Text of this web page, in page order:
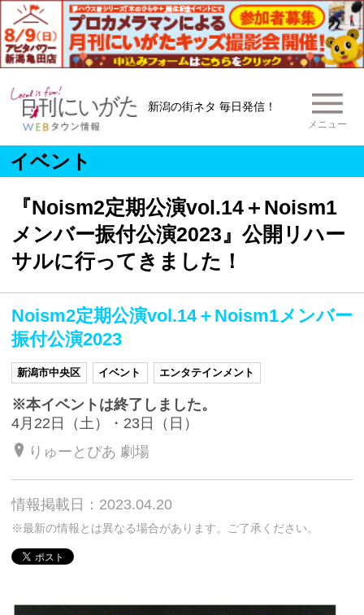
新潟の街ネタ 毎日発信！
メニュー
イベント
『Noism2定期公演vol.14＋Noism1
メンバー振付公演2023』公開リハー
サルに行ってきました！
Noism2定期公演vol.14＋Noism1メンバー
振付公演2023
新潟市中央区 イベント エンタテインメント
※本イベントは終了しました。
4月22日（土）・23日（日）
りゅーとぴあ 劇場
情報掲載日：2023.04.20
※最新の情報とは異なる場合があります。ご了承ください。